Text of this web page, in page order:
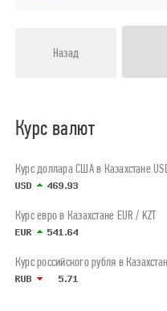
Назад
Курс валют
Курс доллара США в Казахстане
Курс евро в Казахстане EUR / KZT
Курс российского рубля в